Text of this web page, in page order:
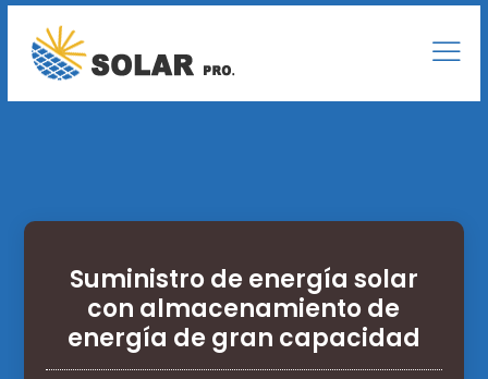
Suministro de energía solar
con almacenamiento de
energía de gran capacidad